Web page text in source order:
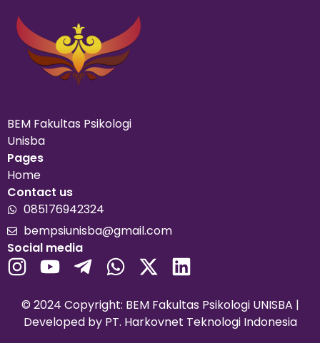
BEM Fakultas Psikologi
Unisba
Pages
Home
Contact us
085176942324
bempsiunisba@gmail.com
Social media
© 2024 Copyright: BEM Fakultas Psikologi UNISBA |
Developed by PT. Harkovnet Teknologi Indonesia